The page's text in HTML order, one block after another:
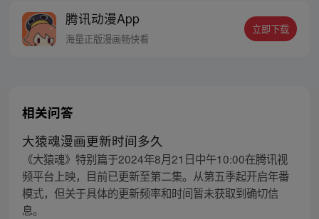
现。 而“星海镖师”则成为这个大开发时代的
英雄式职业…【授权/每周一、三、五更新】
腾讯动漫App
海量正版漫画畅快看
立即下载
相关问答
大猿魂漫画更新时间多久
《大猿魂》特别篇于2024年8月21日中午10:00在腾讯视
频平台上映，目前已更新至第二集。从第五季起开启年番
模式，但关于具体的更新频率和时间暂未获取到确切信
息。